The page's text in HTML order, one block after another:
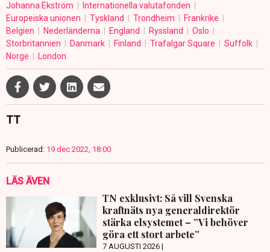
Johanna Ekström
Internationella valutafonden
Europeiska unionen
Tyskland Trondheim
Frankrike
Belgien
Nederländerna England Ryssland
Oslo
Storbritannien
Danmark Finland Trafalgar Square
Suffolk
Norge
London
TT
Publicerad: 19 dec 2022, 18:00
LÄS ÄVEN
TN exklusivt: Så vill Svenska
kraftnäts nya generaldirektör
stärka elsystemet – ”Vi behöver
göra ett stort arbete”
7 AUGUSTI 2026 |